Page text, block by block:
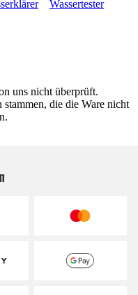
Wassertester
uns nicht überprüft.
die die Ware nicht